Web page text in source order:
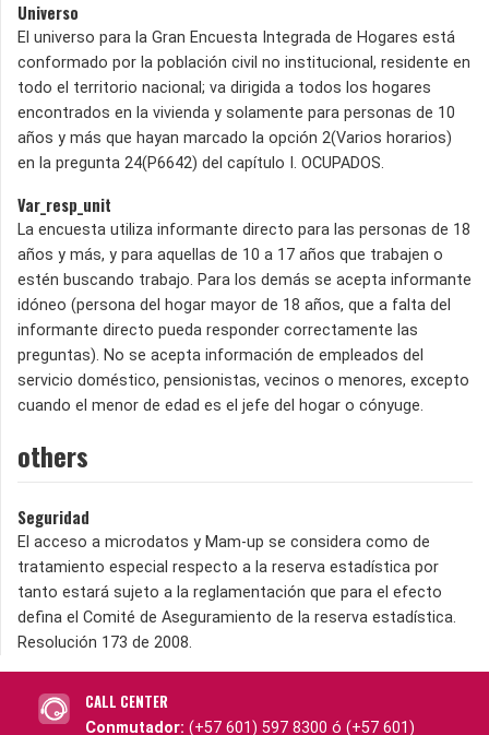
Universo
El universo para la Gran Encuesta Integrada de Hogares está
conformado por la población civil no institucional, residente en
todo el territorio nacional; va dirigida a todos los hogares
encontrados en la vivienda y solamente para personas de 10
años y más que hayan marcado la opción 2(Varios horarios)
en la pregunta 24(P6642) del capítulo I. OCUPADOS.
Var_resp_unit
La encuesta utiliza informante directo para las personas de 18
años y más, y para aquellas de 10 a 17 años que trabajen o
estén buscando trabajo. Para los demás se acepta informante
idóneo (persona del hogar mayor de 18 años, que a falta del
informante directo pueda responder correctamente las
preguntas). No se acepta información de empleados del
servicio doméstico, pensionistas, vecinos o menores, excepto
cuando el menor de edad es el jefe del hogar o cónyuge.
others
Seguridad
El acceso a microdatos y Mam-up se considera como de
tratamiento especial respecto a la reserva estadística por
tanto estará sujeto a la reglamentación que para el efecto
defina el Comité de Aseguramiento de la reserva estadística.
Resolución 173 de 2008.
CALL CENTER
Conmutador: (+57 601) 597 8300 ó (+57 601)